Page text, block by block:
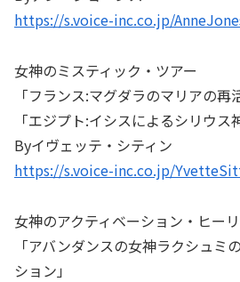
https://s.voice-inc.co.jp/
女神のミスティック・ツアー
「フランス:マグダラのマリアの再
「エジプト:イシスによるシリウス
Byイヴェッテ・シティン
https://s.voice-inc.co.jp/
女神のアクティベーション・ヒー
「アバンダンスの女神ラクシュミ
ション」